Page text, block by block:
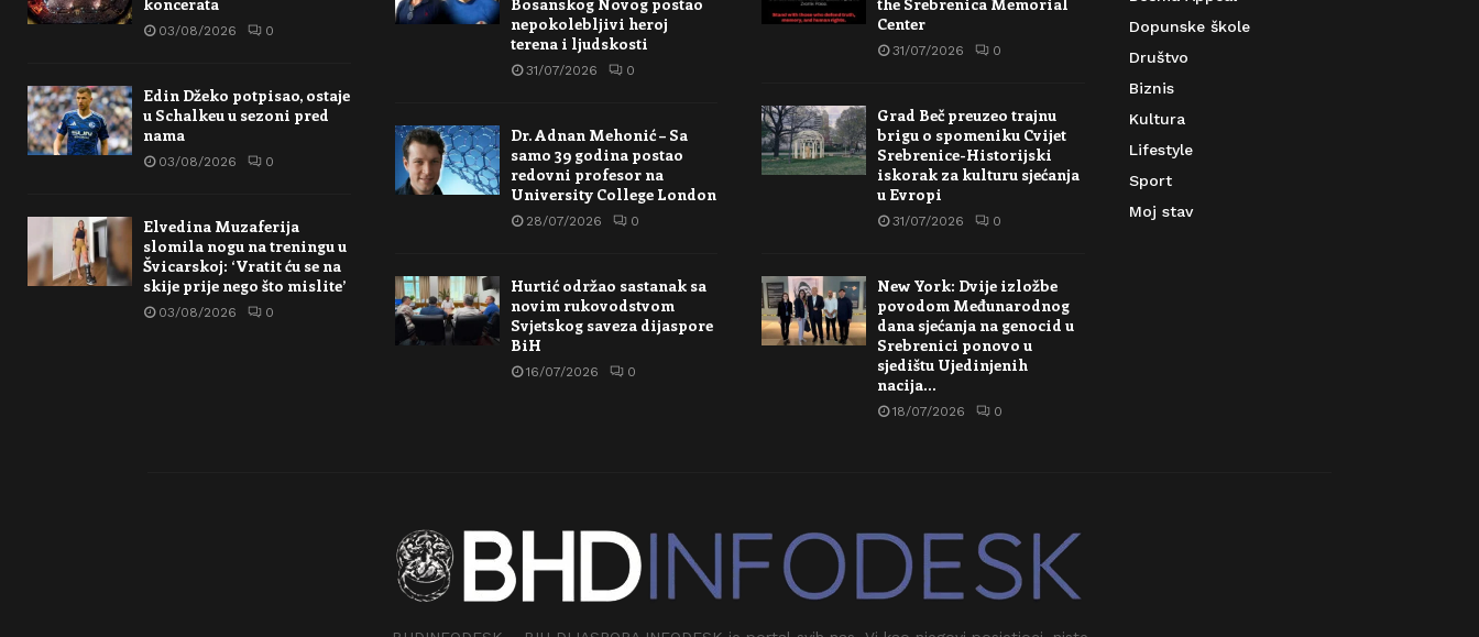
03/08/2026 0
Edin Džeko potpisao, ostaje
u Schalkeu u sezoni pred
nama
03/08/2026 0
Elvedina Muzaferija
slomila nogu na treningu u
Švicarskoj: ‘Vratit ću se na
skije prije nego što mislite’
03/08/2026 0
nepokolebljivi heroj
terena i ljudskosti
31/07/2026 0
Dr. Adnan Mehonić – Sa
samo 39 godina postao
redovni profesor na
University College London
28/07/2026 0
Hurtić održao sastanak sa
novim rukovodstvom
Svjetskog saveza dijaspore
BiH
16/07/2026 0
Center
31/07/2026 0
Grad Beč preuzeo trajnu
brigu o spomeniku Cvijet
Srebrenice-Historijski
iskorak za kulturu sjećanja
u Evropi
31/07/2026 0
New York: Dvije izložbe
povodom Međunarodnog
dana sjećanja na genocid u
Srebrenici ponovo u
sjedištu Ujedinjenih
nacija…
18/07/2026 0
Dopunske škole
Društvo
Biznis
Kultura
Lifestyle
Sport
Moj stav